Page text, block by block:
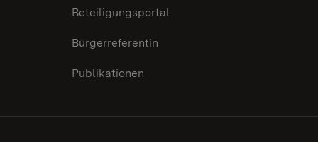
Beteiligungsportal
Bürgerreferentin
Publikationen